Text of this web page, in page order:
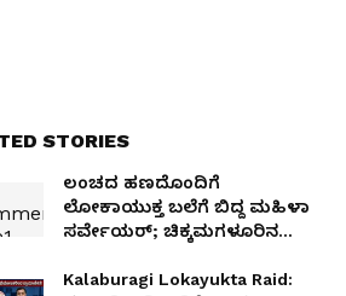
STORIES
ಲಂಚದ ಹಣದೊಂದಿಗೆ
ಲೋಕಾಯುಕ್ತ ಬಲೆಗೆ ಬಿದ್ದ ಮಹಿಳಾ
ಸರ್ವೇಯರ್; ಚಿಕ್ಕಮಗಳೂರಿನ
Kalaburagi Lokayukta Raid: